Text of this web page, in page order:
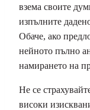
взема своите
изпълните
Обаче, ако
нейното пълно
намирането на
Не се
високи